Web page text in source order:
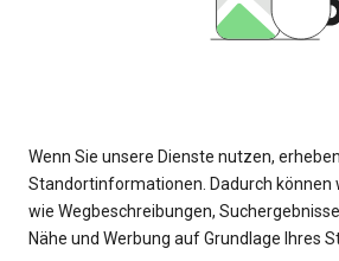
Wenn Sie unsere Dienste nutzen,
Standortinformationen. Dadurch können
wie Wegbeschreibungen,
Nähe und Werbung auf Grundlage Ihres